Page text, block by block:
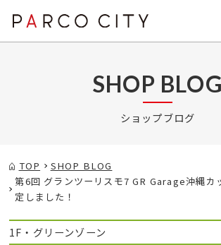
SHOP BLOG
ショップブログ
TOP
SHOP BLOG
第6回 グランツーリスモ7 GR Garage沖縄カ
定しました！
1F・グリーンゾーン